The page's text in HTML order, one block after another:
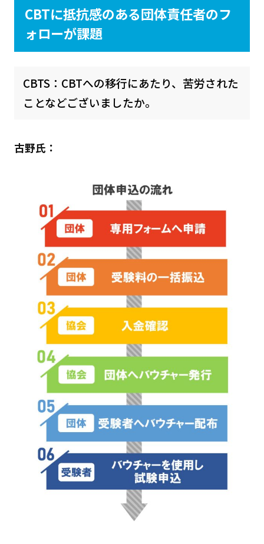
CBTに抵抗感のある団体責任者のフ
ォローが課題
CBTS：CBTへの移行にあたり、苦労された
ことなどございましたか。
古野氏：